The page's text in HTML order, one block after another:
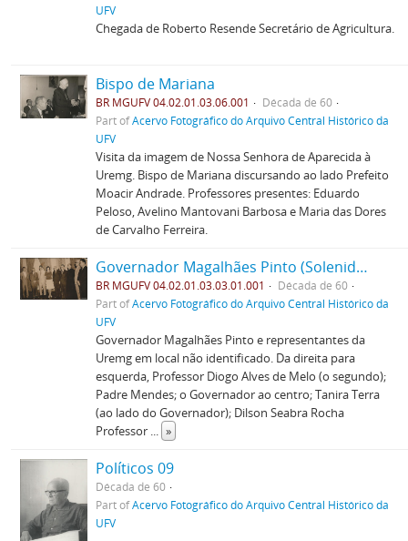
UFV
Chegada de Roberto Resende Secretário de Agricultura.
Bispo de Mariana
BR MGUFV 04.02.01.03.06.001
Década de 60
Part ofAcervo Fotográfico do Arquivo Central Histórico da
UFV
Visita da imagem de Nossa Senhora de Aparecida à
Uremg. Bispo de Mariana discursando ao lado Prefeito
Moacir Andrade. Professores presentes: Eduardo
Peloso, Avelino Mantovani Barbosa e Maria das Dores
de Carvalho Ferreira.
Governador Magalhães Pinto (Solenidades) 01
BR MGUFV 04.02.01.03.03.01.001
Década de 60
Part ofAcervo Fotográfico do Arquivo Central Histórico da
UFV
Governador Magalhães Pinto e representantes da
Uremg em local não identificado. Da direita para
esquerda, Professor Diogo Alves de Melo (o segundo);
Padre Mendes; o Governador ao centro; Tanira Terra
(ao lado do Governador); Dilson Seabra Rocha
Professor ... »
Políticos 09
Década de 60
Part ofAcervo Fotográfico do Arquivo Central Histórico da
UFV